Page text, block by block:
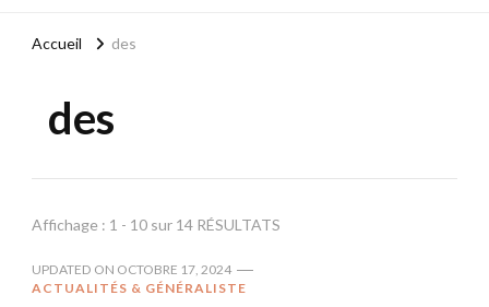
Accueil des
des
Affichage : 1 - 10 sur 14 RÉSULTATS
UPDATED ON OCTOBRE 17, 2024
ACTUALITÉS & GÉNÉRALISTE